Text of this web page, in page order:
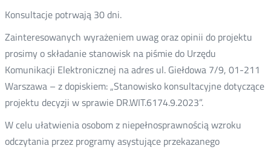
Konsultacje potrwają 30 dni.
Zainteresowanych wyrażeniem uwag oraz opinii do projektu
prosimy o składanie stanowisk na piśmie do Urzędu
Komunikacji Elektronicznej na adres ul. Giełdowa 7/9, 01-211
Warszawa – z dopiskiem: „Stanowisko konsultacyjne dotyczące
projektu decyzji w sprawie DR.WIT.6174.9.2023”.
W celu ułatwienia osobom z niepełnosprawnością wzroku
odczytania przez programy asystujące przekazanego